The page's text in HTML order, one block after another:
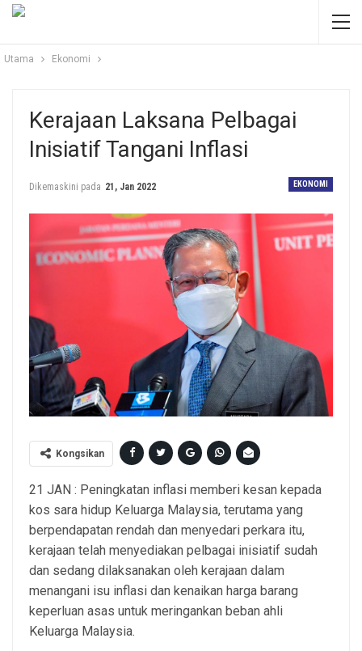
Utama Ekonomi
Kerajaan Laksana Pelbagai
Inisiatif Tangani Inflasi
EKONOMI
Dikemaskini pada 21, Jan 2022
Kongsikan
21 JAN : Peningkatan inflasi memberi kesan kepada
kos sara hidup Keluarga Malaysia, terutama yang
berpendapatan rendah dan menyedari perkara itu,
kerajaan telah menyediakan pelbagai inisiatif sudah
dan sedang dilaksanakan oleh kerajaan dalam
menangani isu inflasi dan kenaikan harga barang
keperluan asas untuk meringankan beban ahli
Keluarga Malaysia.